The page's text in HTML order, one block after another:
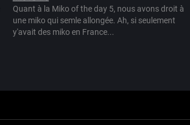
Quant à la Miko of the day 5, nous avons droit à
une miko qui semle allongée. Ah, si seulement
y'avait des miko en France...